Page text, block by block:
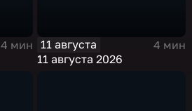
4 мин
11 августа
4 мин
11 августа 2026